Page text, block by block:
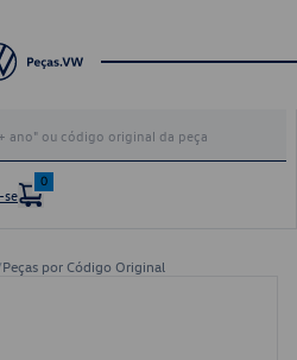
se
0
Peças por Código Original